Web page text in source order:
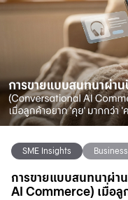
SME Insights
การขายแบบสนทนาผ่
AI Commerce) เมื่อลู